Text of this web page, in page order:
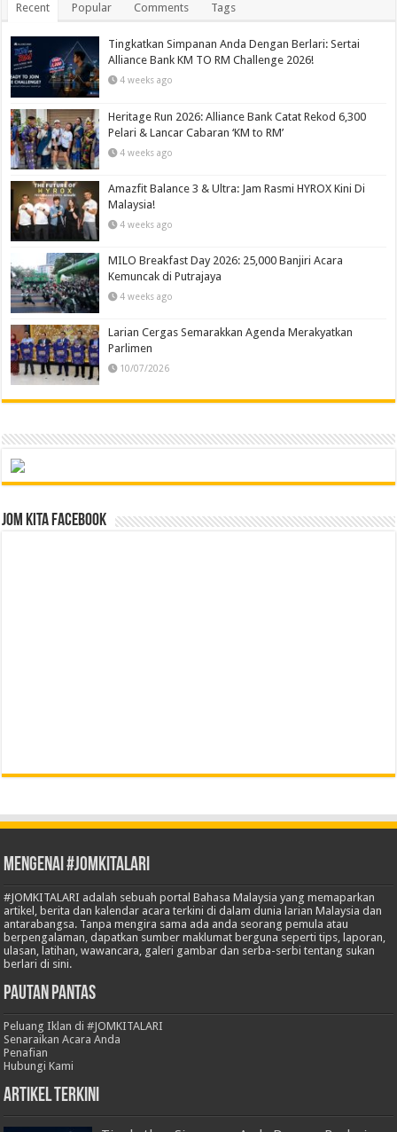
Recent Popular Comments Tags
Tingkatkan Simpanan Anda Dengan Berlari: Sertai
Alliance Bank KM TO RM Challenge 2026!
4 weeks ago
Heritage Run 2026: Alliance Bank Catat Rekod 6,300
Pelari & Lancar Cabaran ‘KM to RM’
4 weeks ago
Amazfit Balance 3 & Ultra: Jam Rasmi HYROX Kini Di
Malaysia!
4 weeks ago
MILO Breakfast Day 2026: 25,000 Banjiri Acara
Kemuncak di Putrajaya
4 weeks ago
Larian Cergas Semarakkan Agenda Merakyatkan
Parlimen
10/07/2026
Jom Kita Facebook
Mengenai #JOMKITALARI
#JOMKITALARI adalah sebuah portal Bahasa Malaysia yang memaparkan
artikel, berita dan kalendar acara terkini di dalam dunia larian Malaysia dan
antarabangsa. Tanpa mengira sama ada anda seorang pemula atau
berpengalaman, dapatkan sumber maklumat berguna seperti tips, laporan,
ulasan, latihan, wawancara, galeri gambar dan serba-serbi tentang sukan
berlari di sini.
Pautan Pantas
Peluang Iklan di #JOMKITALARI
Senaraikan Acara Anda
Penafian
Hubungi Kami
Artikel Terkini